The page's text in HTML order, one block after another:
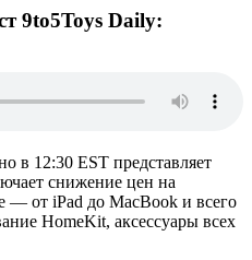
9to5Toys Daily:
в 12:30 EST представляет
снижение цен на
— от iPad до MacBook и всего
HomeKit, аксессуары всех